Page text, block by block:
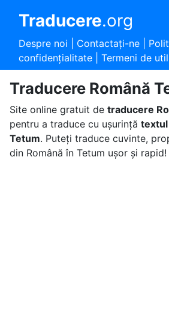
Traducere.org
Despre noi Contactaţi-ne|
confidențialitate| Termeni de
Traducere Română
Site online gratuit de traducere
pentru a traduce cu ușurință textul
Tetum. Puteți traduce cuvinte,
din Română în Tetum ușor și rapid!